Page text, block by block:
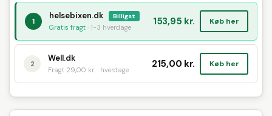
1
helsebixen.dk Billigst
Gratis fragt · 1-3 hverdage 153,95 kr. Køb her
2
Well.dk
Fragt 29,00 kr. · hverdage 215,00 kr. Køb her